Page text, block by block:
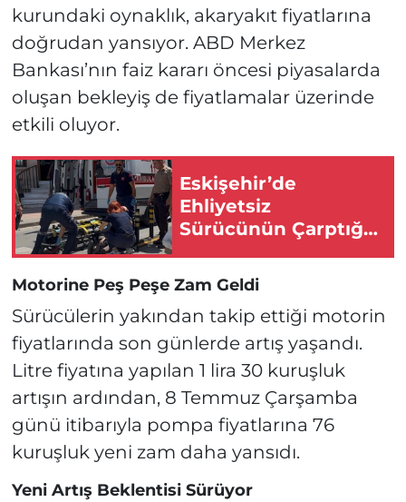
kurundaki oynaklık, akaryakıt fiyatlarına
doğrudan yansıyor. ABD Merkez
Bankası’nın faiz kararı öncesi piyasalarda
oluşan bekleyiş de fiyatlamalar üzerinde
etkili oluyor.
Eskişehir’de
Ehliyetsiz
Sürücünün Çarptığı
Motorine Peş Peşe Zam Geldi
Sürücülerin yakından takip ettiği motorin
fiyatlarında son günlerde artış yaşandı.
Litre fiyatına yapılan 1 lira 30 kuruşluk
artışın ardından, 8 Temmuz Çarşamba
günü itibarıyla pompa fiyatlarına 76
kuruşluk yeni zam daha yansıdı.
Yeni Artış Beklentisi Sürüyor